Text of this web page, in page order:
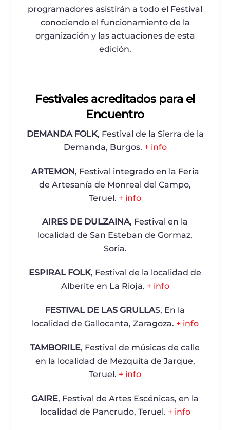
programadores asistirán a todo el Festival
conociendo el funcionamiento de la
organización y las actuaciones de esta
edición.
Festivales acreditados para el
Encuentro
DEMANDA FOLK, Festival de la Sierra de la
Demanda, Burgos. + info
ARTEMON, Festival integrado en la Feria
de Artesanía de Monreal del Campo,
Teruel. + info
AIRES DE DULZAINA, Festival en la
localidad de San Esteban de Gormaz,
Soria.
ESPIRAL FOLK, Festival de la localidad de
Alberite en La Rioja. + info
FESTIVAL DE LAS GRULLAS, En la
localidad de Gallocanta, Zaragoza. + info
TAMBORILE, Festival de músicas de calle
en la localidad de Mezquita de Jarque,
Teruel. + info
GAIRE, Festival de Artes Escénicas, en la
localidad de Pancrudo, Teruel. + info